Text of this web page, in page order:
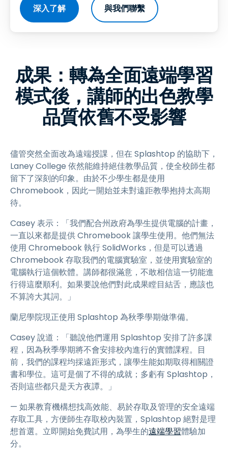
深入了解 與我們聯繫
成果：轉為全面遠端學習
模式後，講師的出色教學
品質依舊不受影響
儘管突然全面改為遠端授課，但在 Splashtop 的協助下，
Laney College 依然能維持絕佳教學品質，使全校師生都
留下了深刻的印象。由於不少學生都是使用
Chromebook，因此一開始並未對遠距教學抱持太高期
待。
Casey 表示：「我們配合州政府為學生提供電腦的計畫，
一直以來都是提供 Chromebook 讓學生使用。他們無法
使用 Chromebook 執行 SolidWorks，但是可以透過
Chromebook 存取我們的電腦實驗室，並使用實驗室的
電腦執行這個軟體。講師都很滿意，不敢相信這一切能進
行得這麼順利。如果要說他們對此成果瞠目結舌，應該也
不算誇大其詞。」
蘭尼學院現正使用 Splashtop 為秋季學期做準備。
Casey 說道：「聽說他們運用 Splashtop 安排了許多課
程，因為秋季學期將不會安排校內進行的實體課程。目
前，我們的課程均採遠距形式，讓學生能如期取得相關證
書和學位。這可是個了不得的成就；多虧有 Splashtop，
否則這些都只是天方夜譚。」
— 如果教育機構想找高效能、易於存取及管理的安全遠端
存取工具，方便師生存取校內裝置，Splashtop 絕對是理
想首選。立即開始免費試用，為學生的遠端學習體驗加
分。